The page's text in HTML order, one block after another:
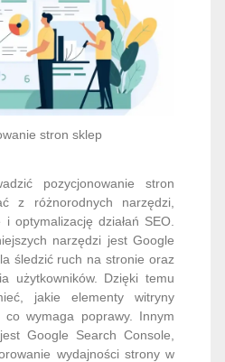
stron sklep
pozycjonowanie stron
z różnorodnych narzędzi,
optymalizację działań SEO.
narzędzi jest Google
śledzić ruch na stronie oraz
użytkowników. Dzięki temu
jakie elementy witryny
co wymaga poprawy. Innym
Google Search Console,
wydajności strony w